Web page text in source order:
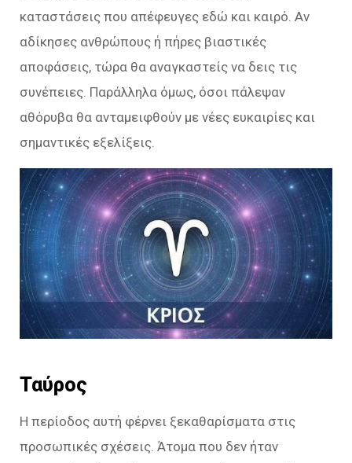
καταστάσεις που απέφευγες εδώ και καιρό. Αν
αδίκησες ανθρώπους ή πήρες βιαστικές
αποφάσεις, τώρα θα αναγκαστείς να δεις τις
συνέπειες. Παράλληλα όμως, όσοι πάλεψαν
αθόρυβα θα ανταμειφθούν με νέες ευκαιρίες και
σημαντικές εξελίξεις.
Ταύρος
Η περίοδος αυτή φέρνει ξεκαθαρίσματα στις
προσωπικές σχέσεις. Άτομα που δεν ήταν